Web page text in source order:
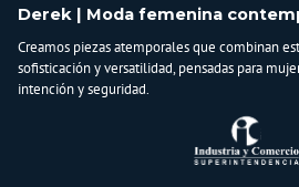
Derek | Moda femenina
Creamos piezas atemporales que combinan
sofisticación y versatilidad, pensadas para
intención y seguridad.